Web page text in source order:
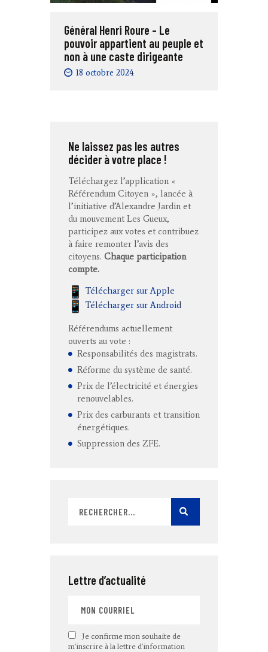
Général Henri Roure – Le
pouvoir appartient au peuple et
non à une caste dirigeante
18 octobre 2024
Ne laissez pas les autres
décider à votre place !
Téléchargez l’application «
Référendum Citoyen », lancée à
l’initiative d’Alexandre Jardin et
du mouvement Les Gueux,
participez aux votes et contribuez
à faire remonter l’avis des
citoyens. Chaque participation
compte.
Télécharger sur Apple
Télécharger sur Android
Référendums actuellement
ouverts au vote :
Responsabilités des magistrats.
Réforme du système de santé.
Prix de l’électricité et énergies
renouvelables.
Prix des carburants et transition
énergétiques.
Suppression des ZFE.
Lettre d’actualité
Je confirme mon souhaite de
m'inscrire à la lettre d'information